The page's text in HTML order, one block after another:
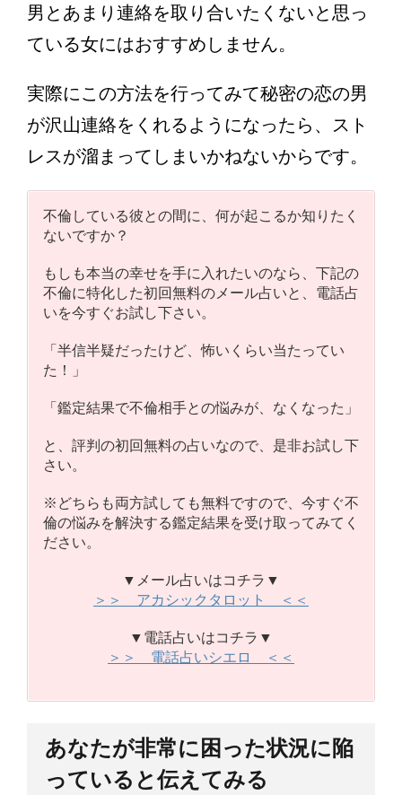
男とあまり連絡を取り合いたくないと思っ
ている女にはおすすめしません。
実際にこの方法を行ってみて秘密の恋の男
が沢山連絡をくれるようになったら、スト
レスが溜まってしまいかねないからです。
不倫している彼との間に、何が起こるか知りたく
ないですか？
もしも本当の幸せを手に入れたいのなら、下記の
不倫に特化した初回無料のメール占いと、電話占
いを今すぐお試し下さい。
「半信半疑だったけど、怖いくらい当たってい
た！」
「鑑定結果で不倫相手との悩みが、なくなった」
と、評判の初回無料の占いなので、是非お試し下
さい。
※どちらも両方試しても無料ですので、今すぐ不
倫の悩みを解決する鑑定結果を受け取ってみてく
ださい。
▼メール占いはコチラ▼
＞＞ アカシックタロット ＜＜
▼電話占いはコチラ▼
＞＞ 電話占いシエロ ＜＜
あなたが非常に困った状況に陥
っていると伝えてみる